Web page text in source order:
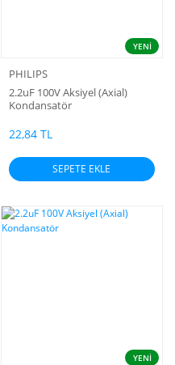
YENİ
PHILIPS
2.2uF 100V Aksiyel (Axial)
Kondansatör
22,84 TL
SEPETE EKLE
YENİ